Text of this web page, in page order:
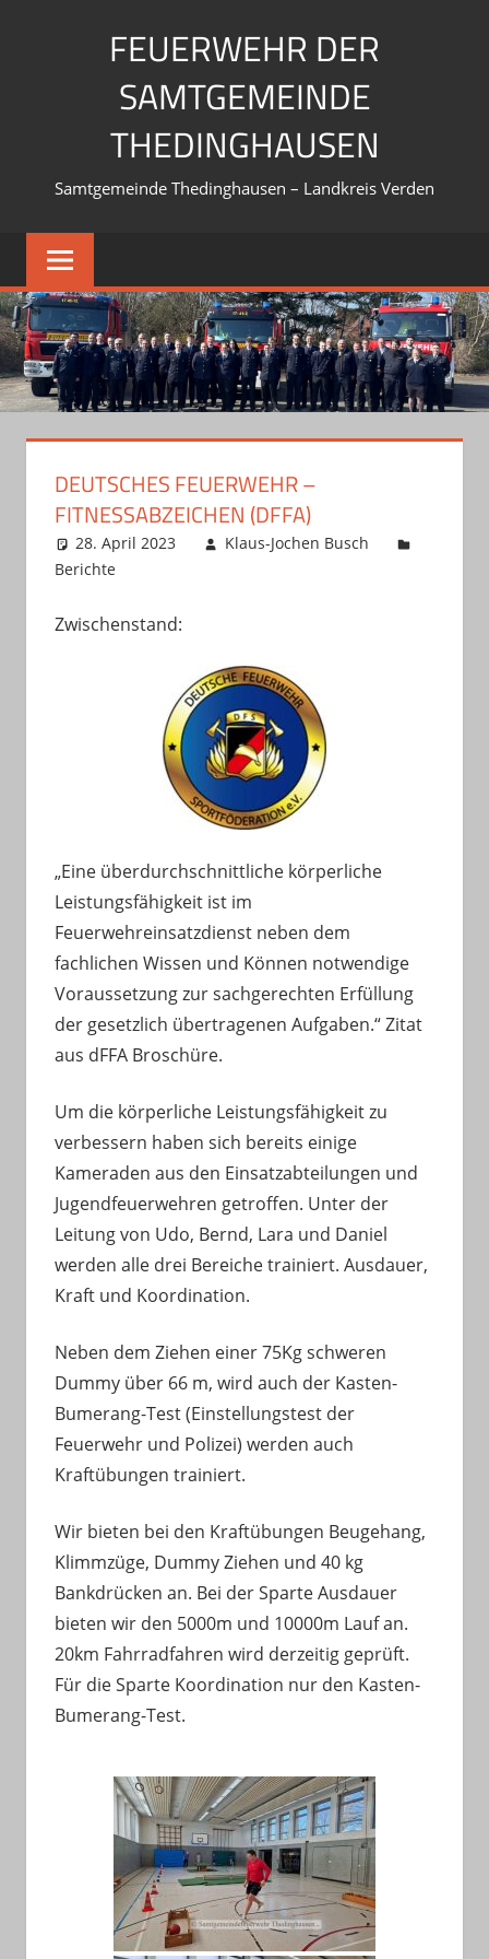
FEUERWEHR DER
SAMTGEMEINDE
THEDINGHAUSEN
Samtgemeinde Thedinghausen – Landkreis Verden
DEUTSCHES FEUERWEHR –
FITNESSABZEICHEN (DFFA)
28. April 2023
Klaus-Jochen Busch
Berichte
Zwischenstand:
„Eine überdurchschnittliche körperliche
Leistungsfähigkeit ist im
Feuerwehreinsatzdienst neben dem
fachlichen Wissen und Können notwendige
Voraussetzung zur sachgerechten Erfüllung
der gesetzlich übertragenen Aufgaben.“ Zitat
aus dFFA Broschüre.
Um die körperliche Leistungsfähigkeit zu
verbessern haben sich bereits einige
Kameraden aus den Einsatzabteilungen und
Jugendfeuerwehren getroffen. Unter der
Leitung von Udo, Bernd, Lara und Daniel
werden alle drei Bereiche trainiert. Ausdauer,
Kraft und Koordination.
Neben dem Ziehen einer 75Kg schweren
Dummy über 66 m, wird auch der Kasten-
Bumerang-Test (Einstellungstest der
Feuerwehr und Polizei) werden auch
Kraftübungen trainiert.
Wir bieten bei den Kraftübungen Beugehang,
Klimmzüge, Dummy Ziehen und 40 kg
Bankdrücken an. Bei der Sparte Ausdauer
bieten wir den 5000m und 10000m Lauf an.
20km Fahrradfahren wird derzeitig geprüft.
Für die Sparte Koordination nur den Kasten-
Bumerang-Test.